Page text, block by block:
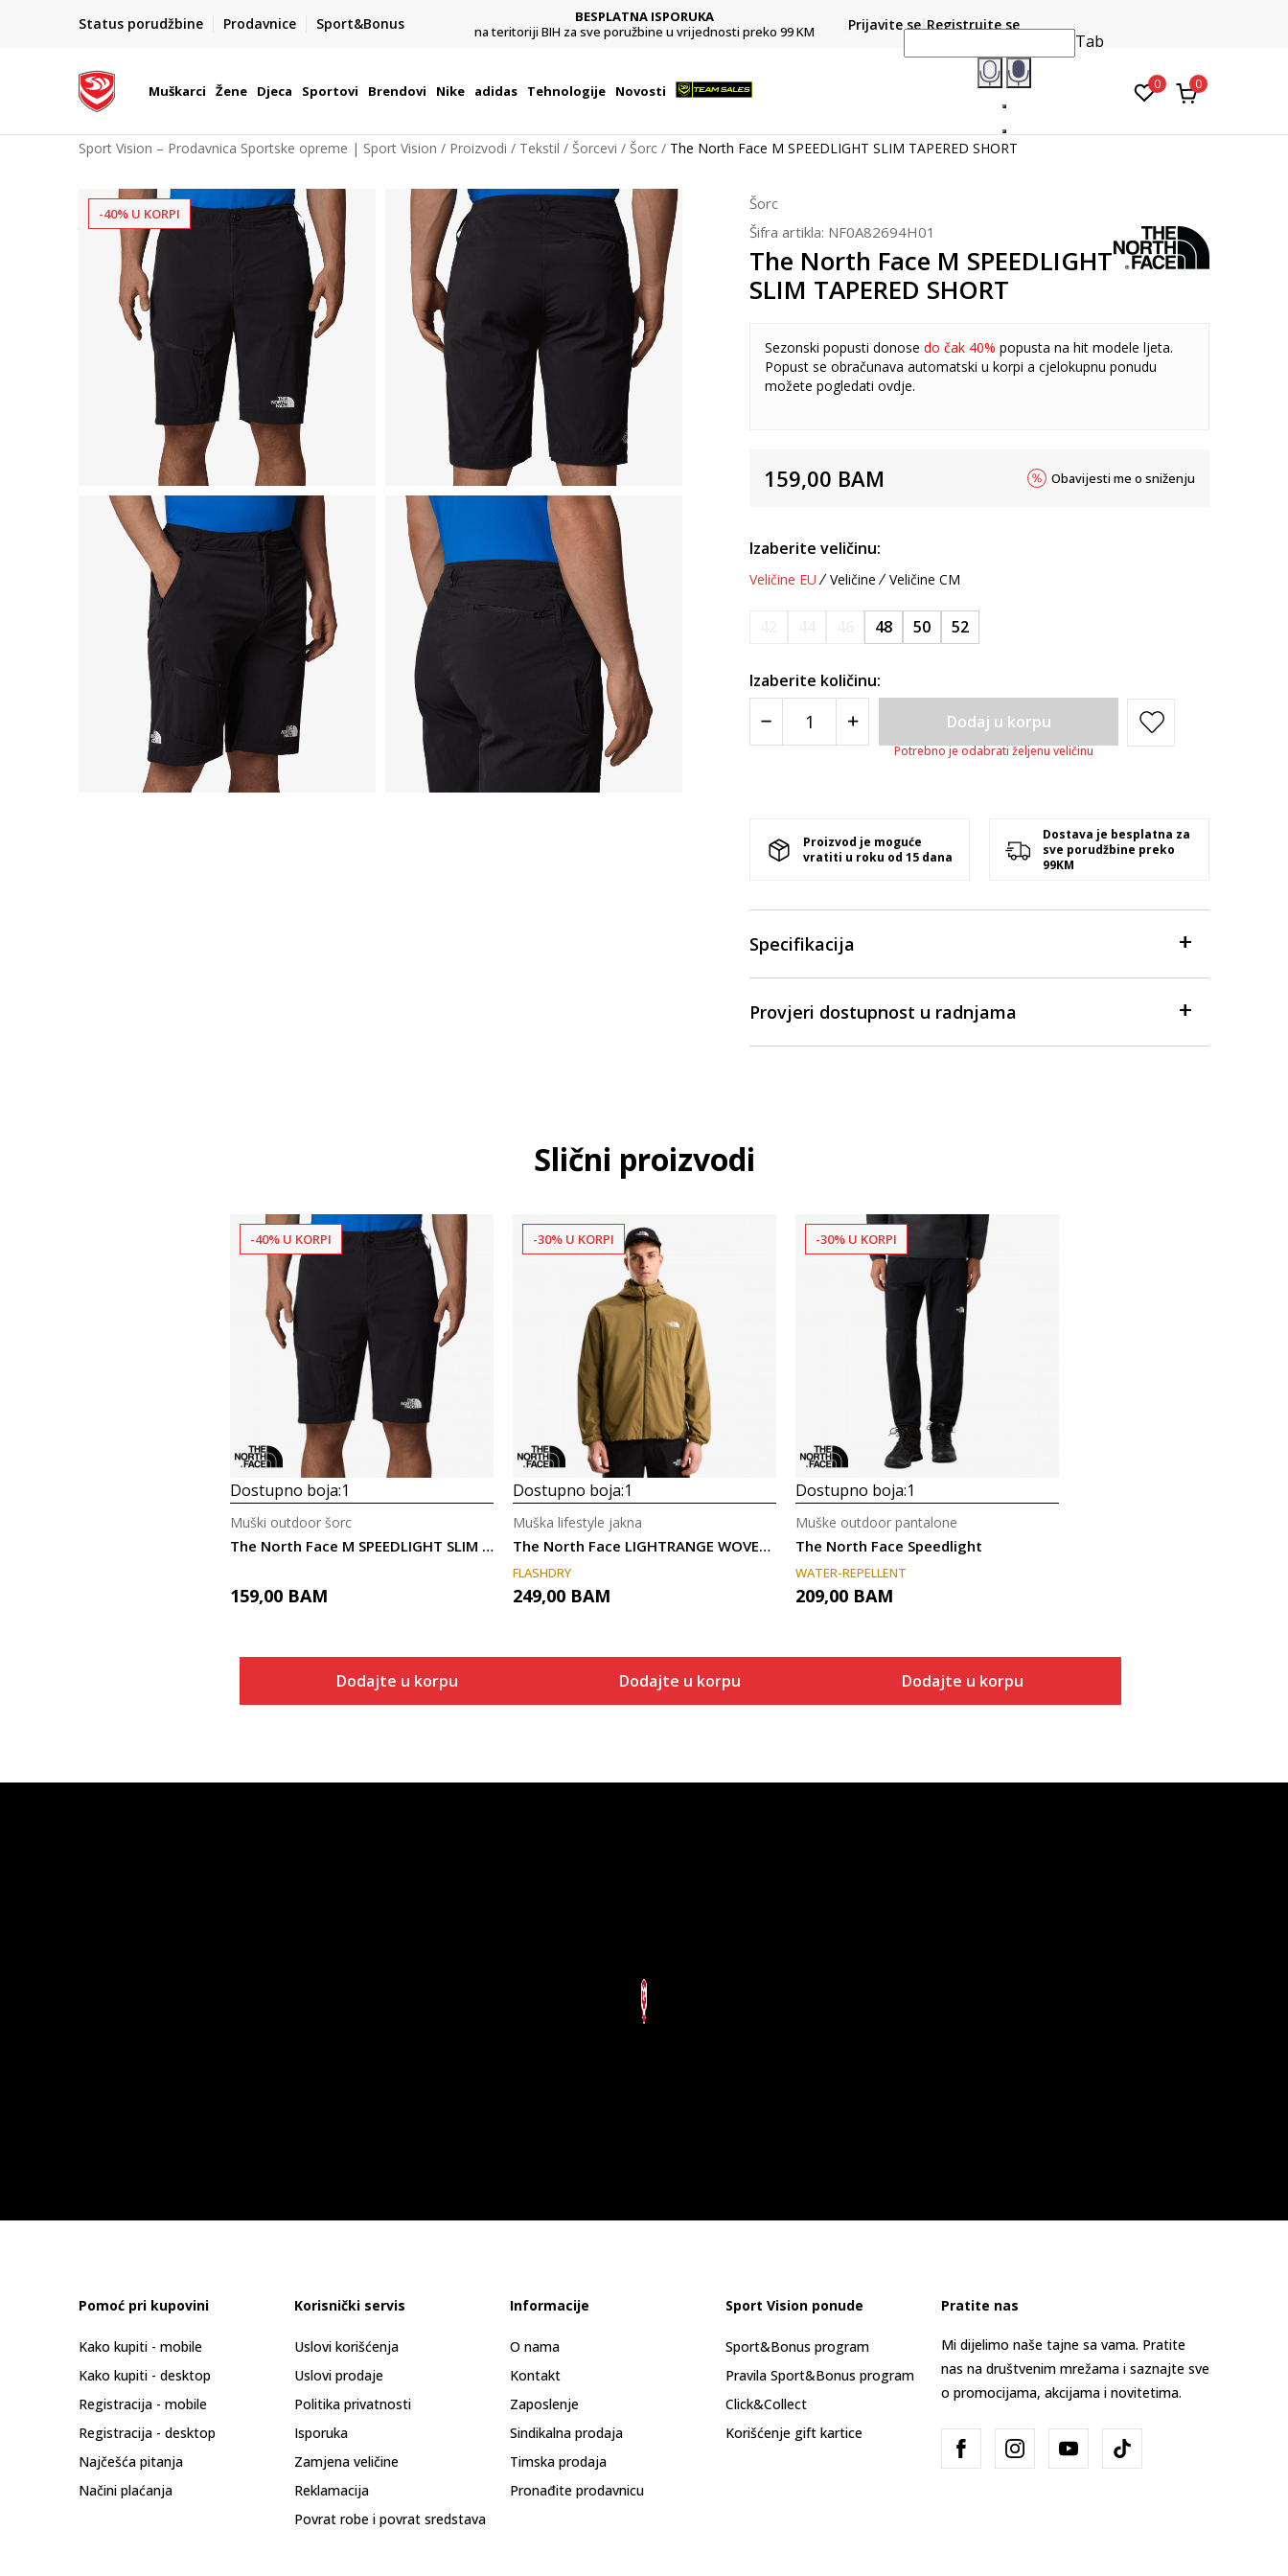
Status porudžbine Prodavnice Sport&Bonus
POZOVITE NAS NA : 055/490-400
Pon-Pet od 9h - 16h
BESPLATNA ISPORUKA
na teritoriji BIH za sve poružbine u vrijednosti preko 99 KM
Platite karticom online i preuzmite u prodavnici po vašem
Prijavite se Registrujte se
Muškarci Žene Djeca Sportovi Brendovi Nike adidas Tehnologije Novosti
Tab
0 0
Sport Vision – Prodavnica Sportske opreme | Sport Vision Proizvodi Tekstil Šorcevi Šorc The North Face M SPEEDLIGHT SLIM TAPERED SHORT
-40% U KORPI
Šorc
Šifra artikla: NF0A82694H01
The North Face M SPEEDLIGHT
SLIM TAPERED SHORT
Sezonski popusti donose do čak 40% popusta na hit modele ljeta.
Popust se obračunava automatski u korpi a cjelokupnu ponudu
možete pogledati ovdje.
159,00 BAM Obavijesti me o sniženju
Izaberite veličinu:
Veličine EU Veličine Veličine CM
48 50 52
Izaberite količinu:
Dodaj u korpu
Potrebno je odabrati željenu veličinu
Proizvod je moguće
vratiti u roku od 15 dana
Dostava je besplatna za
sve porudžbine preko
99KM
Specifikacija
Provjeri dostupnost u radnjama
Slični proizvodi
-40% U KORPI
Dostupno boja:1
The North Face M SPEEDLIGHT SLIM TAPERED SHORT
Muški outdoor šorc
159,00 BAM
Dodajte u korpu
-30% U KORPI
Dostupno boja:1
The North Face LIGHTRANGE WOVEN JACKET
Muška lifestyle jakna
FLASHDRY
249,00 BAM
Dodajte u korpu
-30% U KORPI
Dostupno boja:1
The North Face Speedlight
Muške outdoor pantalone
WATER-REPELLENT
209,00 BAM
Dodajte u korpu
Pomoć pri kupovini
Kako kupiti - mobile
Kako kupiti - desktop
Registracija - mobile
Registracija - desktop
Najčešća pitanja
Načini plaćanja
Korisnički servis
Uslovi korišćenja
Uslovi prodaje
Politika privatnosti
Isporuka
Zamjena veličine
Reklamacija
Povrat robe i povrat sredstava
Informacije
O nama
Kontakt
Zaposlenje
Sindikalna prodaja
Timska prodaja
Pronađite prodavnicu
Sport Vision ponude
Sport&Bonus program
Pravila Sport&Bonus program
Click&Collect
Korišćenje gift kartice
Pratite nas
Mi dijelimo naše tajne sa vama. Pratite
nas na društvenim mrežama i saznajte sve
o promocijama, akcijama i novitetima.